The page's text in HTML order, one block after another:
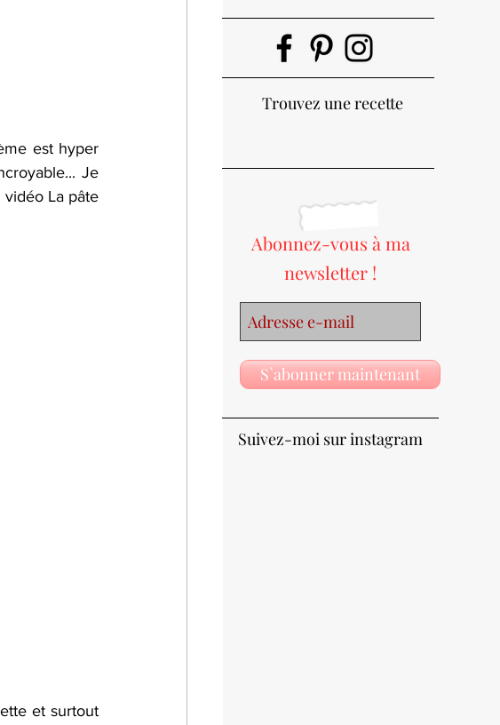
est hyper
Je
La pâte
et surtout
Trouvez une recette
Abonnez-vous à ma
newsletter !
S`abonner maintenant
Suivez-moi sur instagram